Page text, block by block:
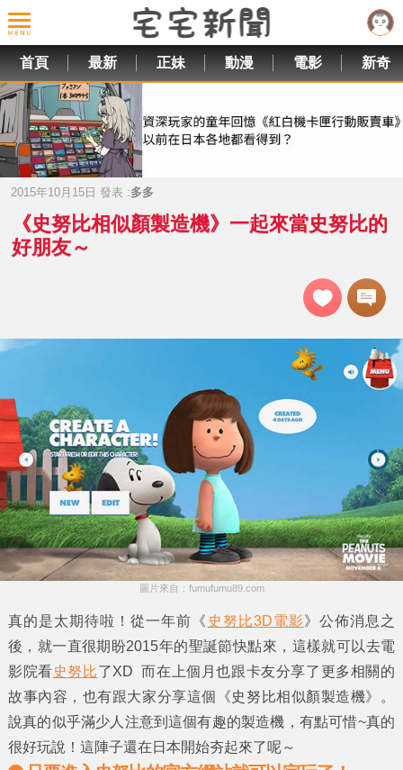
首頁 最新 正妹 動漫 電影 新奇
2015年10月15日 發表 :多多
《史努比相似顏製造機》一起來當史努比的
好朋友～
圖片來自：fumufumu89.com
真的是太期待啦！從一年前《 史努比3D電影》公佈消息之
後，就一直很期盼2015年的聖誕節快點來，這樣就可以去電
影院看史努比了XD 而在上個月也跟卡友分享了更多相關的
故事內容，也有跟大家分享這個《史努比相似顏製造機》。
說真的似乎滿少人注意到這個有趣的製造機，有點可惜~真的
很好玩說！這陣子還在日本開始夯起來了呢～